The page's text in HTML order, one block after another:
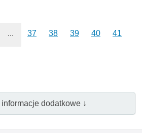
... 37 38 39 40 41
informacje dodatkowe ↓